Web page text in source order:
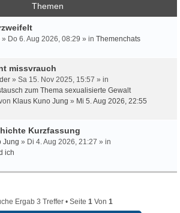
Themen
» Do 6. Aug 2026, 08:29 » in Themenchats
missvrauch
» Sa 15. Nov 2025, 15:57 » in
zum Thema sexualisierte Gewalt
Klaus Kuno Jung » Mi 5. Aug 2026, 22:55
Kurzfassung
Jung » Di 4. Aug 2026, 21:27 » in
ich
Ergab 3 Treffer • Seite 1 Von 1